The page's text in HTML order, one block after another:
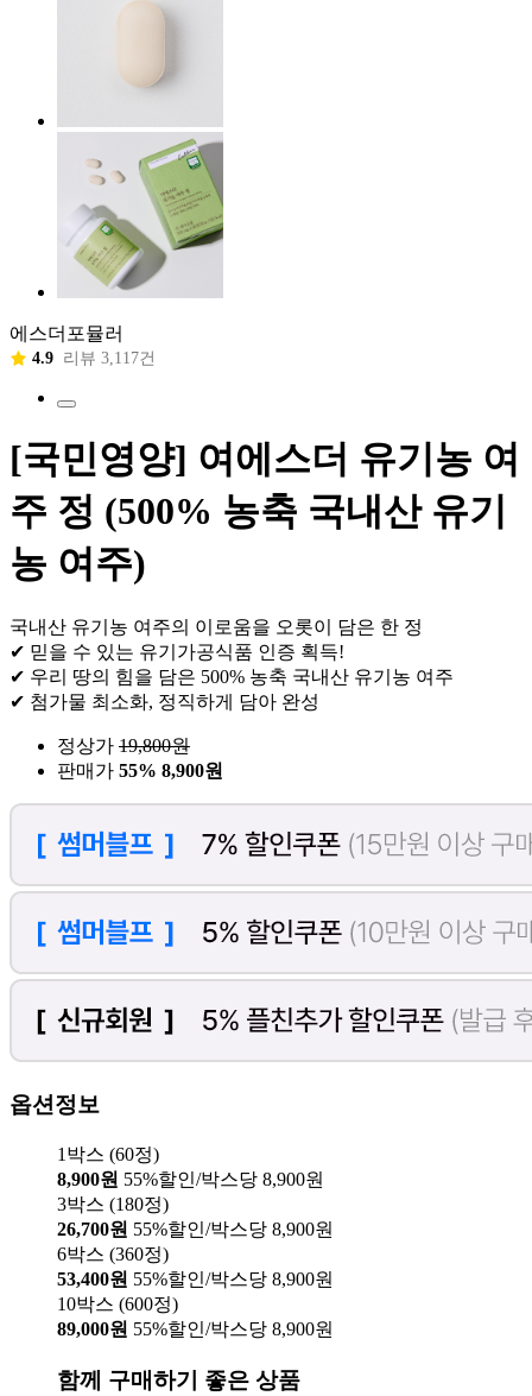
에스더포뮬러
4.9 리뷰 3,117건
[국민영양] 여에스더 유기농 여
주 정 (500% 농축 국내산 유기
농 여주)
국내산 유기농 여주의 이로움을 오롯이 담은 한 정
✔ 믿을 수 있는 유기가공식품 인증 획득!
✔ 우리 땅의 힘을 담은 500% 농축 국내산 유기농 여주
✔ 첨가물 최소화, 정직하게 담아 완성
정상가 19,800원
판매가 55% 8,900원
옵션정보
1박스 (60정)
8,900원 55%할인/박스당 8,900원
3박스 (180정)
26,700원 55%할인/박스당 8,900원
6박스 (360정)
53,400원 55%할인/박스당 8,900원
10박스 (600정)
89,000원 55%할인/박스당 8,900원
함께 구매하기 좋은 상품